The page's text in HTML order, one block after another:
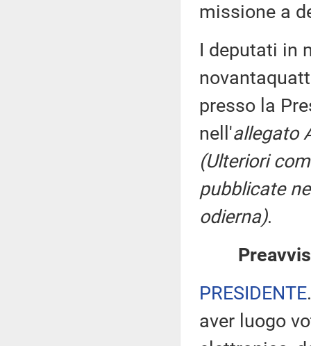
missione a
I deputati in
presso la
nell'allegato
(Ulteriori
pubblicate
odierna).
PRESIDENTE
aver luogo